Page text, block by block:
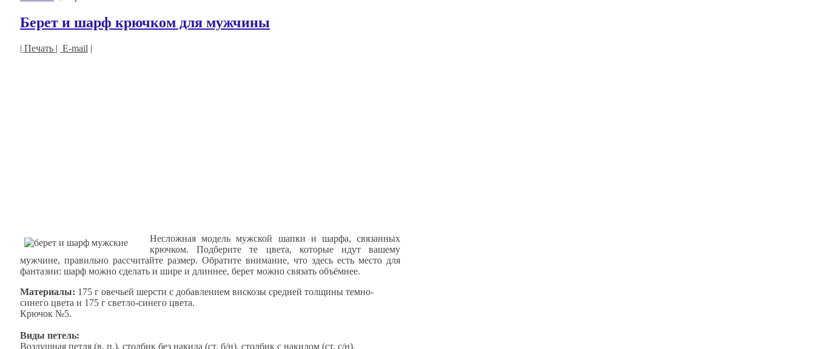
Берет и шарф крючком для мужчины
| Печать | E-mail |
Несложная модель мужской шапки и шарфа, связанных
крючком. Подберите те цвета, которые идут вашему
мужчине, правильно рассчитайте размер. Обратите внимание, что здесь есть место для
фантазии: шарф можно сделать и шире и длиннее, берет можно связать объёмнее.
Материалы: 175 г овечьей шерсти с добавлением вискозы средней толщины темно-
синего цвета и 175 г светло-синего цвета.
Крючок №5.
Виды петель:
Воздушная петля (в, п.), столбик без накида (ст. б/н), столбик с накидом (ст. с/н).